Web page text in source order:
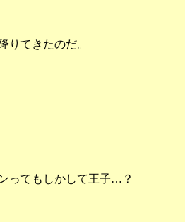
りてきたのだ。
ってもしかして王子…？